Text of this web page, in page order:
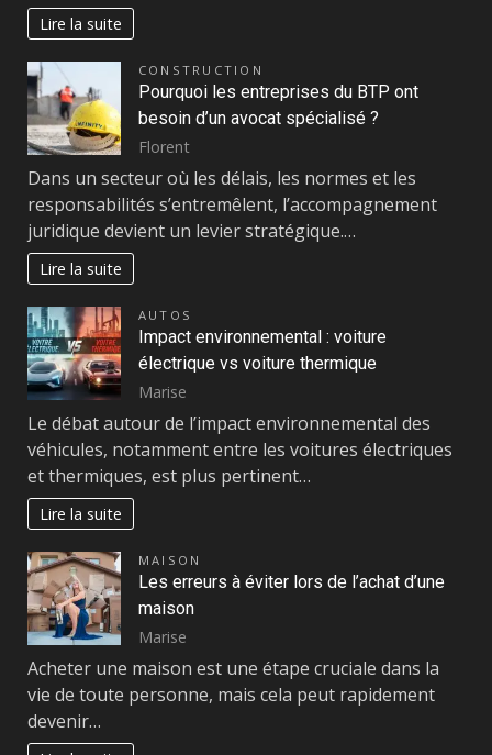
Lire la suite
CONSTRUCTION
Pourquoi les entreprises du BTP ont
besoin d’un avocat spécialisé ?
Florent
Dans un secteur où les délais, les normes et les
responsabilités s’entremêlent, l’accompagnement
juridique devient un levier stratégique.…
Lire la suite
AUTOS
Impact environnemental : voiture
électrique vs voiture thermique
Marise
Le débat autour de l’impact environnemental des
véhicules, notamment entre les voitures électriques
et thermiques, est plus pertinent…
Lire la suite
MAISON
Les erreurs à éviter lors de l’achat d’une
maison
Marise
Acheter une maison est une étape cruciale dans la
vie de toute personne, mais cela peut rapidement
devenir…